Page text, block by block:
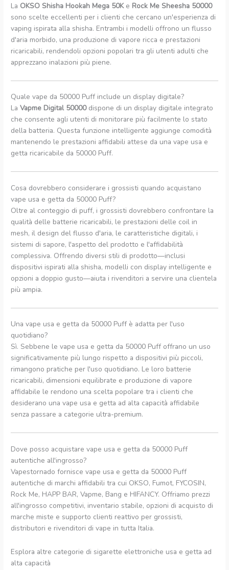
La OKSO Shisha Hookah Mega 50Ke Rock Me Sheesha 50000
sono scelte eccellenti per i clienti che cercano un'esperienza di
vaping ispirata alla shisha. Entrambi i modelli offrono un flusso
d'aria morbido, una produzione di vapore ricca e prestazioni
ricaricabili, rendendoli opzioni popolari tra gli utenti adulti che
apprezzano inalazioni più piene.
Quale vape da 50000 Puff include un display digitale?
LaVapme Digital 50000dispone di un display digitale integrato
che consente agli utenti di monitorare più facilmente lo stato
della batteria. Questa funzione intelligente aggiunge comodità
mantenendo le prestazioni affidabili attese da una vape usa e
getta ricaricabile da 50000 Puff.
Cosa dovrebbero considerare i grossisti quando acquistano
vape usa e getta da 50000 Puff?
Oltre al conteggio di puff, i grossisti dovrebbero confrontare la
qualità delle batterie ricaricabili, le prestazioni delle coil in
mesh, il design del flusso d'aria, le caratteristiche digitali, i
sistemi di sapore, l'aspetto del prodotto e l'affidabilità
complessiva. Offrendo diversi stili di prodotto—inclusi
dispositivi ispirati alla shisha, modelli con display intelligente e
opzioni a doppio gusto—aiuta i rivenditori a servire una clientela
più ampia.
Una vape usa e getta da 50000 Puff è adatta per l'uso
quotidiano?
Sì. Sebbene le vape usa e getta da 50000 Puff offrano un uso
significativamente più lungo rispetto a dispositivi più piccoli,
rimangono pratiche per l'uso quotidiano. Le loro batterie
ricaricabili, dimensioni equilibrate e produzione di vapore
affidabile le rendono una scelta popolare tra i clienti che
desiderano una vape usa e getta ad alta capacità affidabile
senza passare a categorie ultra-premium.
Dove posso acquistare vape usa e getta da 50000 Puff
autentiche all'ingrosso?
Vapestornado fornisce vape usa e getta da 50000 Puff
autentiche di marchi affidabili tra cui OKSO, Fumot, FYCOSIN,
Rock Me, HAPP BAR, Vapme, Bang e HIFANCY. Offriamo prezzi
all'ingrosso competitivi, inventario stabile, opzioni di acquisto di
marche miste e supporto clienti reattivo per grossisti,
distributori e rivenditori di vape in tutta Italia.
Esplora altre categorie di sigarette elettroniche usa e getta ad
alta capacità